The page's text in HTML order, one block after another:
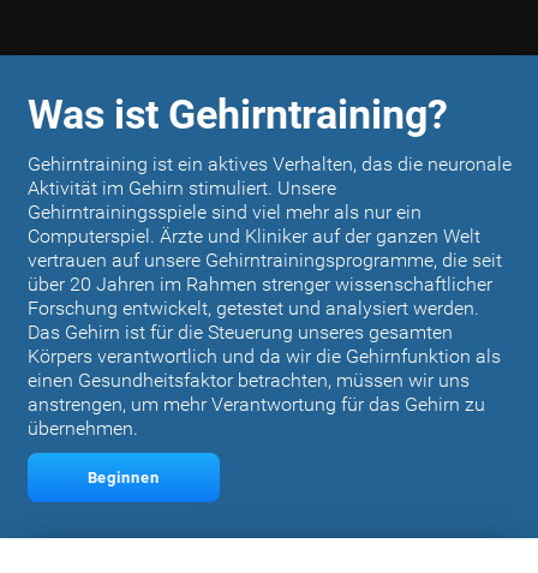
Was ist Gehirntraining?
Gehirntraining ist ein aktives Verhalten, das die neuronale
Aktivität im Gehirn stimuliert. Unsere
Gehirntrainingsspiele sind viel mehr als nur ein
Computerspiel. Ärzte und Kliniker auf der ganzen Welt
vertrauen auf unsere Gehirntrainingsprogramme, die seit
über 20 Jahren im Rahmen strenger wissenschaftlicher
Forschung entwickelt, getestet und analysiert werden.
Das Gehirn ist für die Steuerung unseres gesamten
Körpers verantwortlich und da wir die Gehirnfunktion als
einen Gesundheitsfaktor betrachten, müssen wir uns
anstrengen, um mehr Verantwortung für das Gehirn zu
übernehmen.
Beginnen